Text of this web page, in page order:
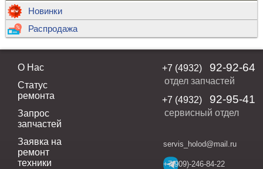
Новинки
Распродажа
О Нас
Статус
ремонта
Запрос
запчастей
Заявка на
ремонт
техники
+7 (4932) 92-92-64
отдел запчастей
+7 (4932)
92-95-41
сервисный отдел
servis_holod@mail.ru
+7(909)-246-84-22